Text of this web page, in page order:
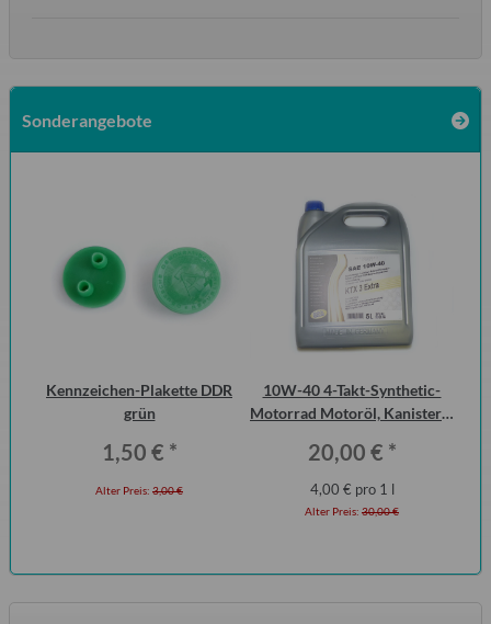
Sonderangebote
Kennzeichen-Plakette DDR
grün
1,50 € *
Alter Preis: 3,00 €
10W-40 4-Takt-Synthetic-
Motorrad Motoröl, Kanister 5
20,00 € *
4,00 € pro 1 l
Alter Preis: 30,00 €